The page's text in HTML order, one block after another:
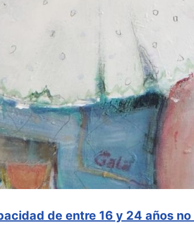
de entre 16 y 24 años